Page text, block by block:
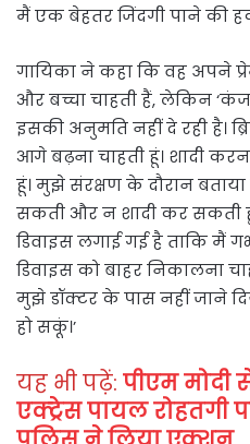
मैं एक बेहतर जिंदगी पाने की
गायिका ने कहा कि वह अपने
और बच्चा चाहती हैं, लेकिन
इसकी अनुमति नहीं दे रही है।
आगे बढ़ना चाहती हूं। शादी
हूं। मुझे संरक्षण के दौरान
सकती और न शादी कर सकती
डिवाइस लगाई गई है ताकि मैं
डिवाइस को बाहर निकालना
मुझे डॉक्टर के पास नहीं जाने
हो सकूं।’
यह भी पढ़ें: पीएम
एक्ट्रेस पायल रोहतगी